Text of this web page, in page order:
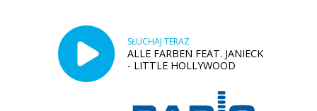
SŁUCHAJ TERAZ
ALLE FARBEN FEAT. JANIECK
- LITTLE HOLLYWOOD